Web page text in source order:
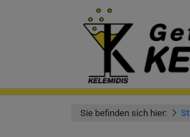
Sie befinden sich hier: